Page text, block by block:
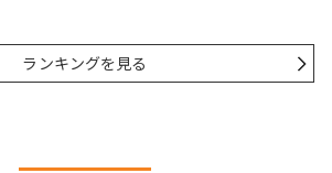
ランキングを見る